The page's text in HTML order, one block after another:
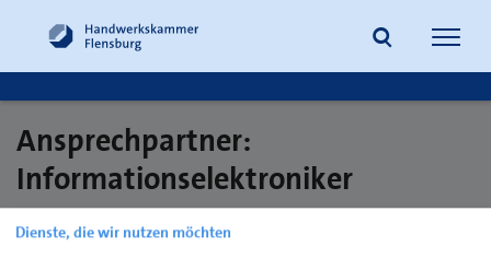
Suche
Ansprechpartner:
Informationselektroniker
Dienste, die wir nutzen möchten